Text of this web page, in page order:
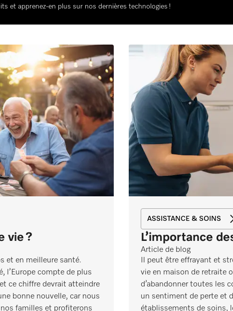
et apprenez-en plus sur nos dernières technologies !
vie ?
et en meilleure santé.
l’Europe compte de plus
ce chiffre devrait atteindre
bonne nouvelle, car nous
familles et profiterons
ASSISTANCE & SOINS
L’importance
Article de blog
Il peut être effrayant et
vie en maison de retraite
d’abandonner toutes les
un sentiment de perte et
établissements de soins,